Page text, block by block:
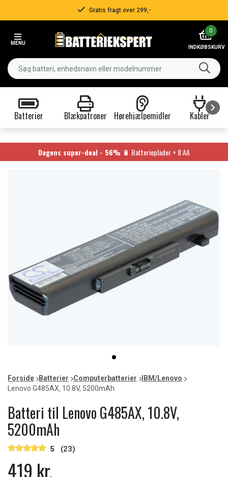
Gratis fragt over 299,-
MENU
0
INDKØBSKURV
Batterier Blækpatroner Hørehjælpemidler Kabler
9
Dagens super-deal - 56% 🔋 Batterioplader + 8 AA
item
0
of
1
Forside Batterier Computerbatterier
IBM/Lenovo
Lenovo G485AX, 10.8V, 5200mAh
Batteri til Lenovo G485AX, 10.8V,
5200mAh
5 (23)
419 kr.